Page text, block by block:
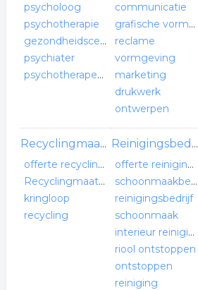
psycholoog
psychotherapie
gezondheidscentrum
psychiater
psychotherapeut
communicatie
grafische vormgeving
reclame
vormgeving
marketing
drukwerk
ontwerpen
Recyclingmaatschappij
offerte recyclingmaatschappij
Recyclingmaatschappij
kringloop
recycling
Reinigingsbedrijf
offerte reinigingsbedrijf
schoonmaakbedrijf
reinigingsbedrijf
schoonmaak
interieur reiniging
riool ontstoppen
ontstoppen
reiniging